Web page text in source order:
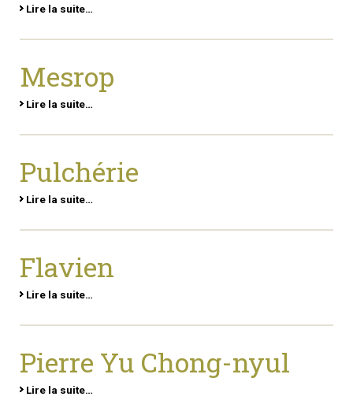
Lire la suite…
Mesrop
Lire la suite…
Pulchérie
Lire la suite…
Flavien
Lire la suite…
Pierre Yu Chong-nyul
Lire la suite…